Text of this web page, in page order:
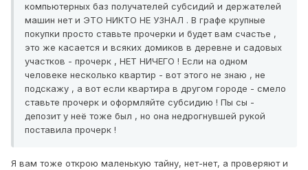
компьютерных баз получателей субсидий и держателей
машин нет и ЭТО НИКТО НЕ УЗНАЛ . В графе крупные
покупки просто ставьте прочерки и будет вам счастье ,
это же касается и всяких домиков в деревне и садовых
участков - прочерк , НЕТ НИЧЕГО ! Если на одном
человеке несколько квартир - вот этого не знаю , не
подскажу , а вот если квартира в другом городе - смело
ставьте прочерк и оформляйте субсидию ! Пы сы -
депозит у неё тоже был , но она недрогнувшей рукой
поставила прочерк !
Я вам тоже открою маленькую тайну, нет-нет, а проверяют и